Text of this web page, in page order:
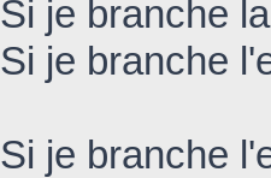
Si je branche
Si je branche
Si je branche